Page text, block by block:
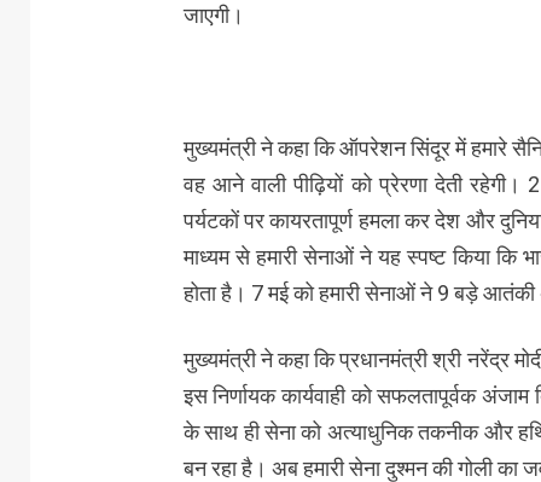
जाएगी।
मुख्यमंत्री ने कहा कि ऑपरेशन सिंदूर में हमारे
वह आने वाली पीढ़ियों को प्रेरणा देती
पर्यटकों पर कायरतापूर्ण हमला कर देश और
माध्यम से हमारी सेनाओं ने यह स्पष्ट किया कि
होता है। 7 मई को हमारी सेनाओं ने 9 बड़े
मुख्यमंत्री ने कहा कि प्रधानमंत्री श्री नरेंद्र
इस निर्णायक कार्यवाही को सफलतापूर्वक
के साथ ही सेना को अत्याधुनिक तकनीक और
बन रहा है। अब हमारी सेना दुश्मन की गोली का